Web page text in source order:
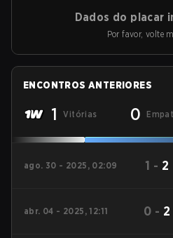
Dados do placar
Por favor, volte
ENCONTROS ANTERIORES
1 Vitórias 0
ago. 30 - 2025, 02:09 1 - 2
abr. 04 - 2025, 12:11 0 - 2